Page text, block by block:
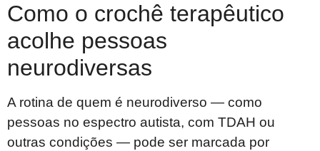
Como o crochê terapêutico
acolhe pessoas
neurodiversas
A rotina de quem é neurodiverso — como
pessoas no espectro autista, com TDAH ou
outras condições — pode ser marcada por